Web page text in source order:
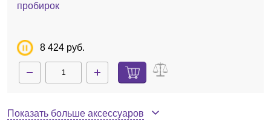
пробирок
8 424 руб.
Показать больше аксессуаров